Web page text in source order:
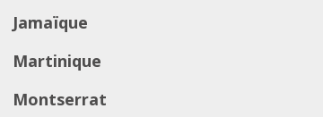
Jamaïque
Martinique
Montserrat